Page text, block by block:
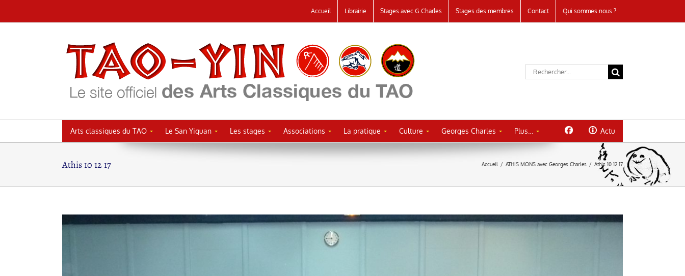
au
Accueil Librairie Stages avec G.Charles Stages des membres Contact Qui sommes nous ?
Rechercher:
Arts classiques du TAO Le San Yiquan Les stages Associations La pratique Culture Georges Charles Plus… Actu
Athis 10 12 17 Accueil / ATHIS MONS avec Georges Charles / Athis 10 12 17